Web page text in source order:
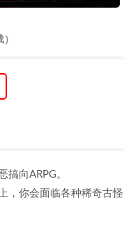
搞向ARPG。
，你会面临各种稀奇古